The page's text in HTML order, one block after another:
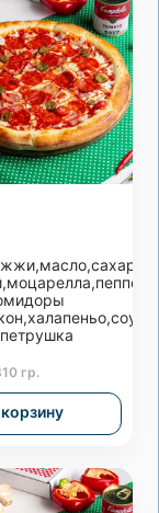
гр.